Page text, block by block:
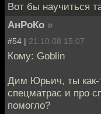
Вот бы научиться
АнРоКо »
#54 | 21.10.08 15:07
Кому: Goblin
Дим Юрьич, ты как-
спецматрас и про
помогло?